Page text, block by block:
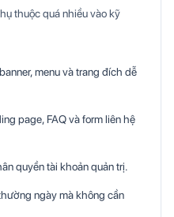
thuộc quá nhiều vào kỹ
menu và trang đích dễ
page, FAQ và form liên hệ
quyền tài khoản quản trị.
ngày mà không cần